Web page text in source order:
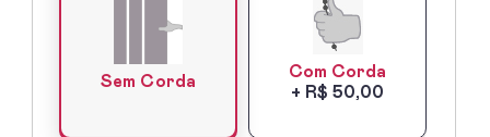
Sem Corda
Com Corda
+ R$ 50,00